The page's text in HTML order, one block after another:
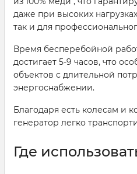
даже при высоких
так и для
Время бесперебойной
достигает 5-9 часов, что
объектов с длительной
энергоснабжении.
Благодаря есть колесам и
генератор легко
Где